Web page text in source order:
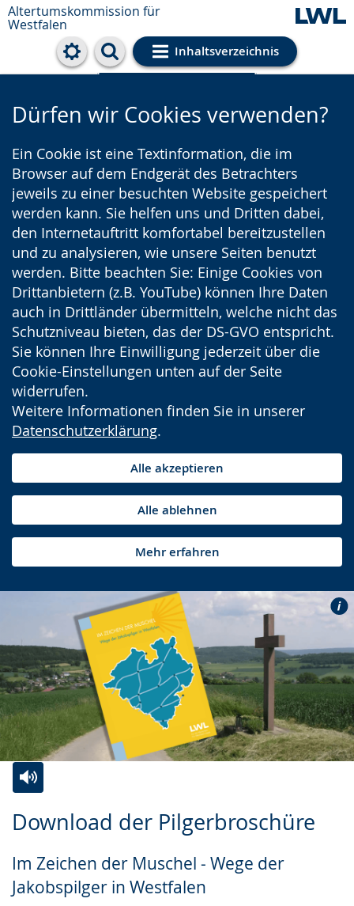
Altertumskommission für
Westfalen
Inhaltsverzeichnis
Cookie-Einstellungen
Dürfen wir Cookies verwenden?
Ein Cookie ist eine Textinformation, die im
Browser auf dem Endgerät des Betrachters
jeweils zu einer besuchten Website gespeichert
werden kann. Sie helfen uns und Dritten dabei,
den Internetauftritt komfortabel bereitzustellen
und zu analysieren, wie unsere Seiten benutzt
werden. Bitte beachten Sie: Einige Cookies von
Drittanbietern (z.B. YouTube) können Ihre Daten
auch in Drittländer übermitteln, welche nicht das
Schutzniveau bieten, das der DS-GVO entspricht.
Sie können Ihre Einwilligung jederzeit über die
Cookie-Einstellungen unten auf der Seite
widerrufen.
Weitere Informationen finden Sie in unserer
Datenschutzerklärung.
Alle akzeptieren
Alle ablehnen
Mehr erfahren
Download der Pilgerbroschüre
Im Zeichen der Muschel - Wege der
Jakobspilger in Westfalen
Leichten
wechseln.
Audio-
Video
Deutscher
Gebärdensprache